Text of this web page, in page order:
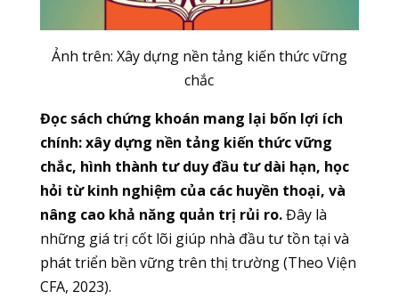
Ảnh trên: Xây dựng nền tảng kiến thức vững
chắc
Đọc sách chứng khoán mang lại bốn lợi ích
chính: xây dựng nền tảng kiến thức vững
chắc, hình thành tư duy đầu tư dài hạn, học
hỏi từ kinh nghiệm của các huyền thoại, và
nâng cao khả năng quản trị rủi ro.Đây là
những giá trị cốt lõi giúp nhà đầu tư tồn tại và
phát triển bền vững trên thị trường (Theo Viện
CFA, 2023).